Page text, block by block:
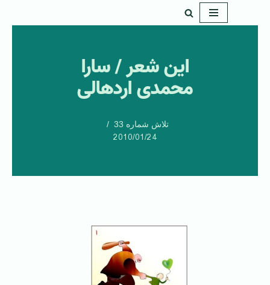
این شعر / سارا
محمدی اردهالی
تلاش شماره 33
2010/01/24